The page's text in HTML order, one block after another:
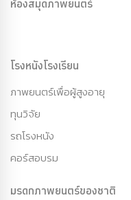
ห้องสมุดภาพยนตร์
โรงหนังโรงเรียน
ภาพยนตร์เพื่อผู้สูงอายุ
ทุนวิจัย
รถโรงหนัง
คอร์สอบรม
มรดกภาพยนตร์ของชาติ